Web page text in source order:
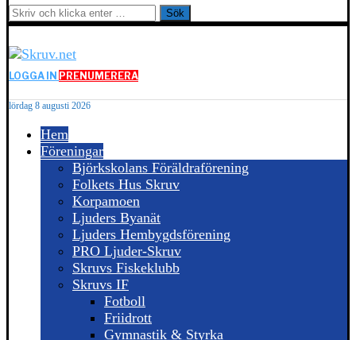
Sök
LOGGA IN PRENUMERERA
lördag 8 augusti 2026
Hem
Föreningar
Björkskolans Föräldraförening
Folkets Hus Skruv
Korpamoen
Ljuders Byanät
Ljuders Hembygdsförening
PRO Ljuder-Skruv
Skruvs Fiskeklubb
Skruvs IF
Fotboll
Friidrott
Gymnastik & Styrka